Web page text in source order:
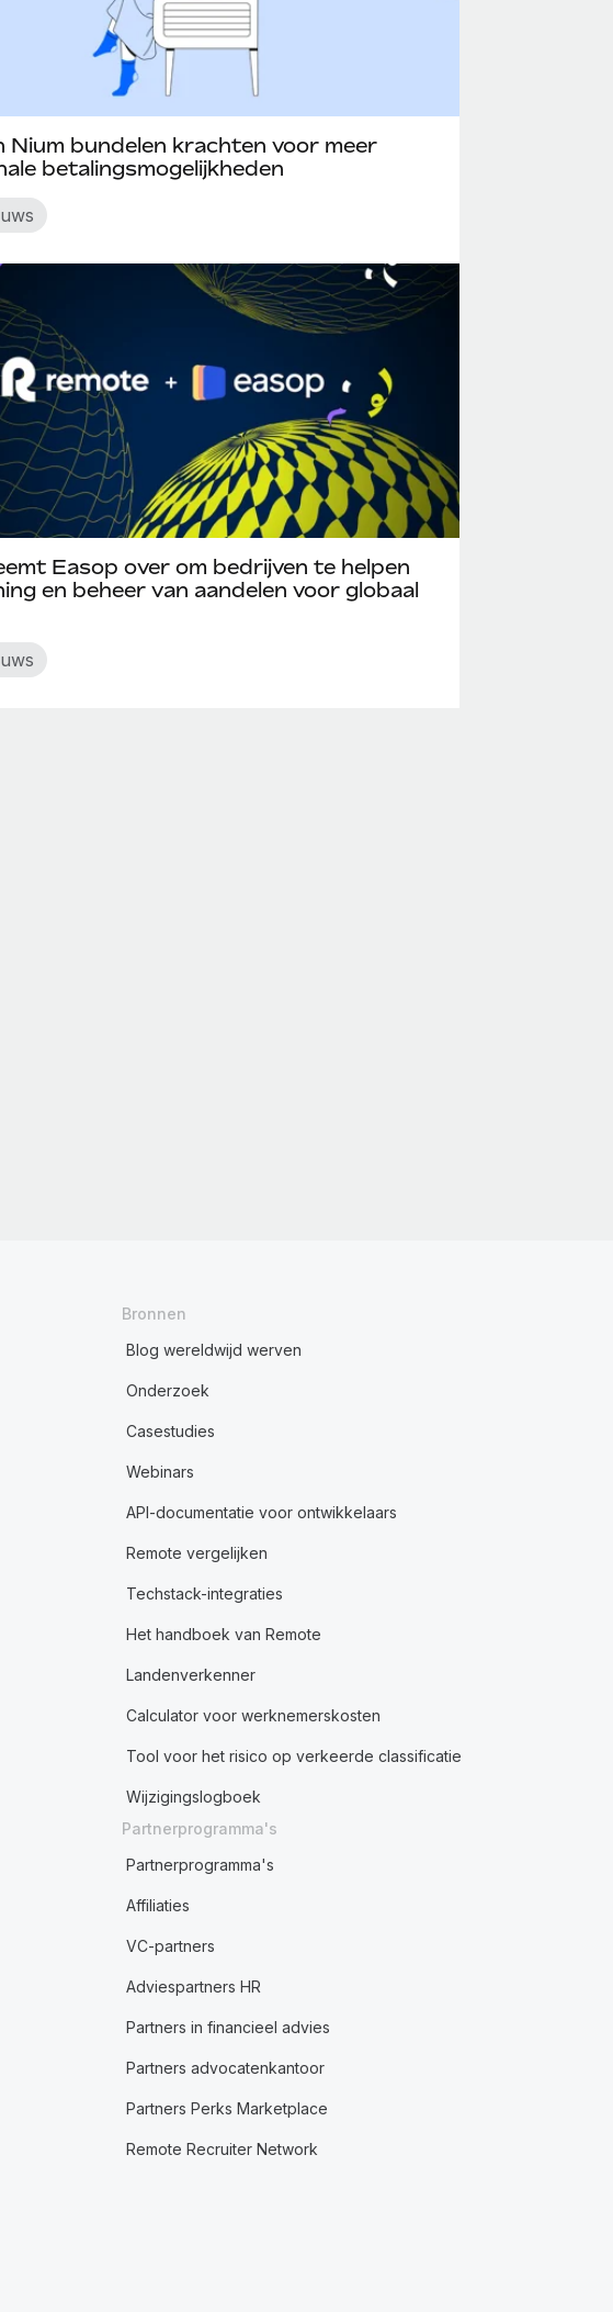
Nium bundelen krachten voor meer
betalingsmogelijkheden
Easop over om bedrijven te helpen
en beheer van aandelen voor globaal
Bronnen
Blog wereldwijd werven
Onderzoek
Casestudies
Webinars
API-documentatie voor ontwikkelaars
Remote vergelijken
Techstack-integraties
Het handboek van Remote
Landenverkenner
Calculator voor werknemerskosten
Tool voor het risico op verkeerde classificatie
Wijzigingslogboek
Partnerprogramma's
Partnerprogramma's
Affiliaties
VC-partners
Adviespartners HR
Partners in financieel advies
Partners advocatenkantoor
Partners Perks Marketplace
Remote Recruiter Network